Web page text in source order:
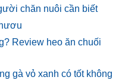
chăn nuôi cần biết
Review heo ăn chuối
gà vỏ xanh có tốt không